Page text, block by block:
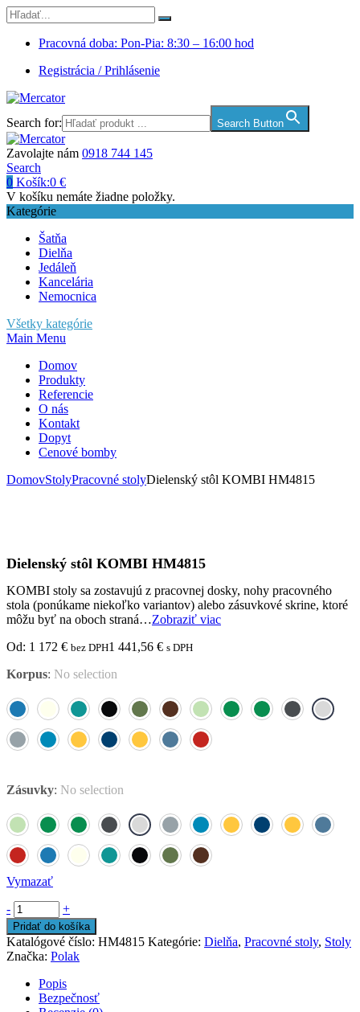
Pracovná doba: Pon-Pia: 8:30 – 16:00 hod
Registrácia / Prihlásenie
Search for: Search Button
Zavolajte nám 0918 744 145
Search
0 Košík:0 €
V košíku nemáte žiadne položky.
Kategórie
Šatňa
Dielňa
Jedáleň
Kancelária
Nemocnica
Všetky kategórie
Main Menu
Domov
Produkty
Referencie
O nás
Kontakt
Dopyt
Cenové bomby
DomovStolyPracovné stolyDielenský stôl KOMBI HM4815
Dielenský stôl KOMBI HM4815
KOMBI stoly sa zostavujú z pracovnej dosky, nohy pracovného
stola (ponúkame niekoľko variantov) alebo zásuvkové skrine, ktoré
môžu byť na oboch straná…Zobraziť viac
Od: 1 172 € bez DPH1 441,56 € s DPH
Korpus: No selection
Zásuvky: No selection
Vymazať
-
+
Pridať do košíka
Katalógové číslo: HM4815 Kategórie: Dielňa, Pracovné stoly, Stoly
Značka: Polak
Popis
Bezpečnosť